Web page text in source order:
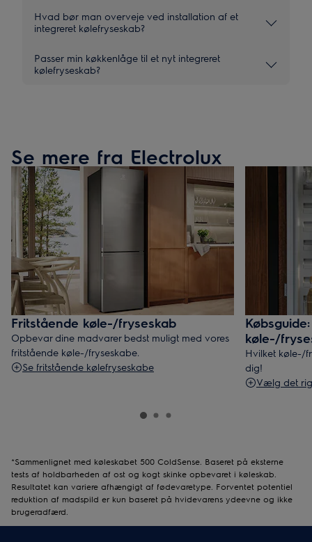
Hvad bør man overveje ved installation af et
integreret kølefryseskab?
Passer min køkkenlåge til et nyt integreret
kølefryseskab?
Se mere fra Electrolux
Fritstående køle-/fryseskab
Opbevar dine madvarer bedst muligt med vores
fritstående køle-/fryseskabe.
Se fritstående kølefryseskabe
køle-/
Hvilket køle-/
dig!
Vælg det
*Sammenlignet med køleskabet 500 ColdSense. Baseret på eksterne
tests af holdbarheden af ost og kogt skinke opbevaret i køleskab.
Resultatet kan variere afhængigt af fødevaretype. Forventet potentiel
reduktion af madspild er kun baseret på hvidevarens ydeevne og ikke
brugeradfærd.